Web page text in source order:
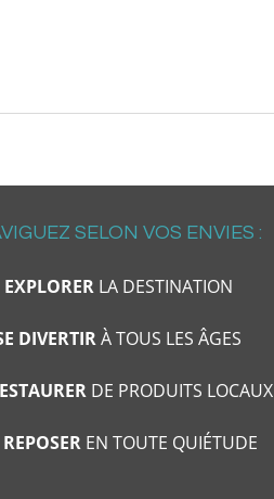
SELON VOS ENVIES :
EXPLORERLA DESTINATION
DIVERTIRÀ TOUS LES ÂGES
DE PRODUITS LOCAUX
REPOSEREN TOUTE QUIÉTUDE